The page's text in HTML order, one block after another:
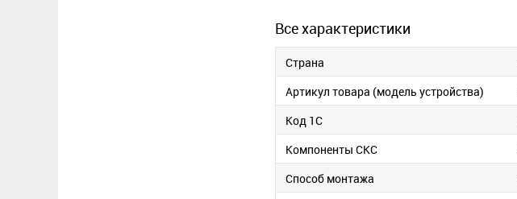
Все характеристики
Страна
Артикул товара (модель устройства)
Код 1С
Компоненты СКС
Способ монтажа